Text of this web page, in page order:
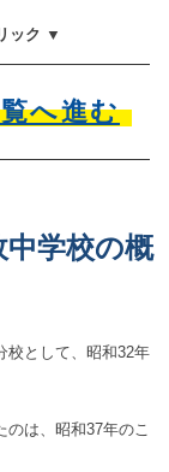
ック ▼
へ進む
学校の概
校として、昭和32年
は、昭和37年のこ